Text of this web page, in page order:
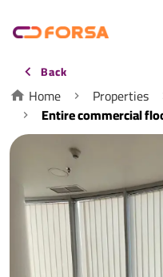
Back
Home Properties
Entire commercial